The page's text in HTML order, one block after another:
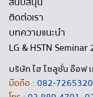
ติดต่อเรา
บทความแนะนำ
LG & HSTN Seminar
บริษัท ไฮ โซลูชั่น อ๊อฟ
มือถือ : 082-7265320